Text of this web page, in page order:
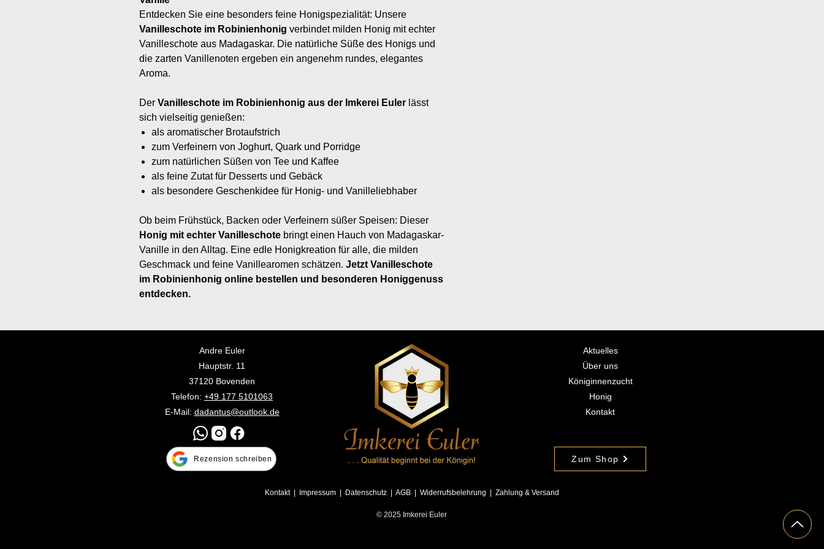
Entdecken Sie eine besonders feine Honigspezialität: Unsere
Vanilleschote im Robinienhonig verbindet milden Honig mit echter
Vanilleschote aus Madagaskar. Die natürliche Süße des Honigs und
die zarten Vanillenoten ergeben ein angenehm rundes, elegantes
Aroma.
Der Vanilleschote im Robinienhonig aus der Imkerei Euler lässt
sich vielseitig genießen:
als aromatischer Brotaufstrich
zum Verfeinern von Joghurt, Quark und Porridge
zum natürlichen Süßen von Tee und Kaffee
als feine Zutat für Desserts und Gebäck
als besondere Geschenkidee für Honig- und Vanilleliebhaber
Ob beim Frühstück, Backen oder Verfeinern süßer Speisen: Dieser
Honig mit echter Vanilleschote bringt einen Hauch von Madagaskar-
Vanille in den Alltag. Eine edle Honigkreation für alle, die milden
Geschmack und feine Vanillearomen schätzen. Jetzt Vanilleschote
im Robinienhonig online bestellen und besonderen Honiggenuss
entdecken.
Andre Euler
Hauptstr. 11
37120 Bovenden
​​​Telefon: +49 177 5101063
E-Mail: dadantus@outlook.de
Rezension schreiben
Aktuelles
Über uns
Königinnenzucht
Honig
Kontakt
Zum Shop
Kontakt| Impressum| Datenschutz| AGB| Widerrufsbelehrung | Zahlung & Versand
© 2025 Imkerei Euler